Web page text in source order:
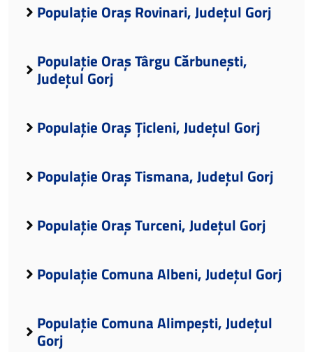
Populație Oraș Rovinari, Județul Gorj
Populație Oraș Târgu Cărbunești,
Județul Gorj
Populație Oraș Țicleni, Județul Gorj
Populație Oraș Tismana, Județul Gorj
Populație Oraș Turceni, Județul Gorj
Populație Comuna Albeni, Județul Gorj
Populație Comuna Alimpești, Județul
Gorj